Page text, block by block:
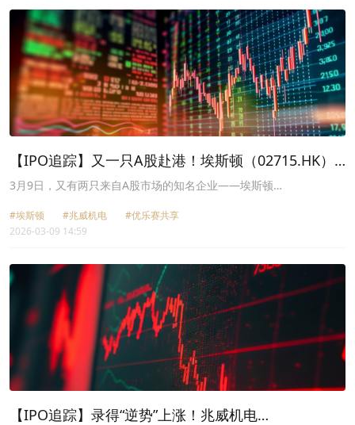
【IPO追踪】又一只A股赴港！埃斯顿（02715.HK）
港股首日大跌
3月9日，又有两只来自A股市场的知名企业——埃斯顿
#埃斯顿 #兆威机电
#优乐赛共享
2026-03-09 14:59
【IPO追踪】录得“逆势”上涨！兆威机电